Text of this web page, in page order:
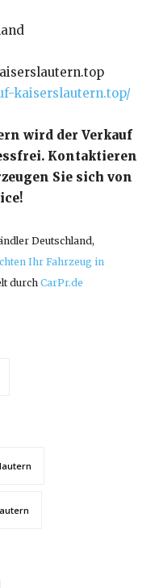
kaiserslautern.top/
wird der Verkauf
Kontaktieren
Sie sich von
Deutschland,
Ihr Fahrzeug in
durch CarPr.de